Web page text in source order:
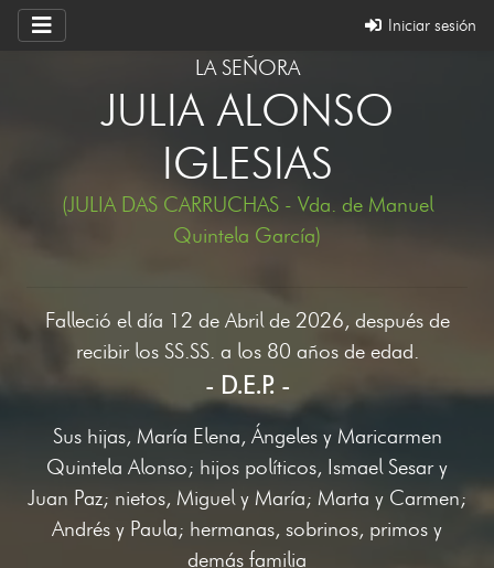
Iniciar sesión
LA SEÑORA
JULIA ALONSO
IGLESIAS
(JULIA DAS CARRUCHAS - Vda. de Manuel
Quintela García)
Falleció el día 12 de Abril de 2026, después de
recibir los SS.SS. a los 80 años de edad.
- D.E.P. -
Sus hijas, María Elena, Ángeles y Maricarmen
Quintela Alonso; hijos políticos, Ismael Sesar y
Juan Paz; nietos, Miguel y María; Marta y Carmen;
Andrés y Paula; hermanas, sobrinos, primos y
demás familia